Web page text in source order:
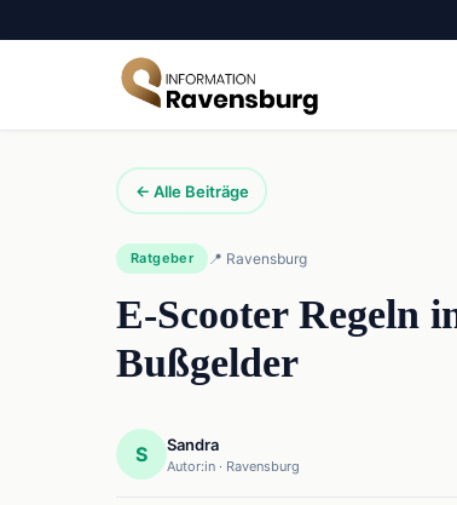
← Alle Beiträge
Ratgeber 📍 Ravensburg
E-Scooter Regeln
Bußgelder
S Sandra
Autor:in · Ravensburg